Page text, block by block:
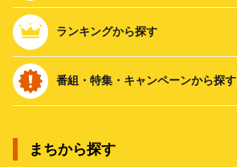
ランキングから探す
番組・特集・キャンペーンから探す
まちから探す